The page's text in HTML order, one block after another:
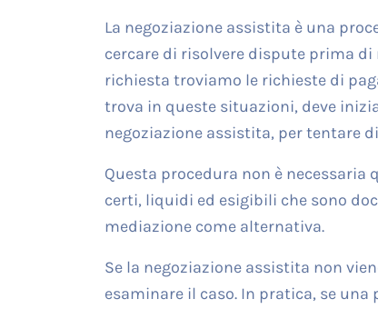
La negoziazione assistita è una
cercare di risolvere dispute prima
richiesta troviamo le richieste di
trova in queste situazioni, deve
negoziazione assistita, per tentare
Questa procedura non è
certi, liquidi ed esigibili che sono
mediazione come alternativa.
Se la negoziazione assistita non
esaminare il caso. In pratica, se